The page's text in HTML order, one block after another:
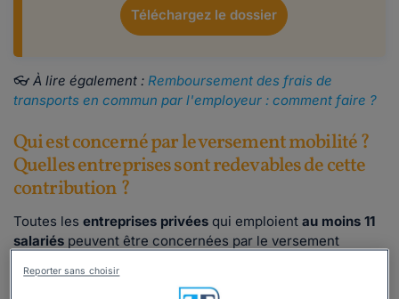
Téléchargez le dossier
👓 À lire également : Remboursement des frais de
transports en commun par l'employeur : comment faire ?
Qui est concerné par le versement mobilité ?
Quelles entreprises sont redevables de cette
contribution ?
Toutes les entreprises privées qui emploient au moins 11
salariés peuvent être concernées par le versement
En effet, l'entreprise dont l'effectif est au moins égal à 11
Reporter sans choisir